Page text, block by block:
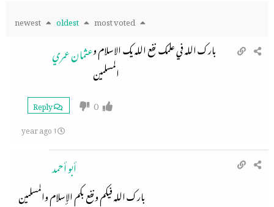
newest oldest most voted
عثمان عمريبارك الله في علمك نفع الله يك الاسلام و
المسلمين
0
Reply
1 year ago
أبو أحمد
بارك الله فيكم ونفع بكم الإسلام والمسلمين